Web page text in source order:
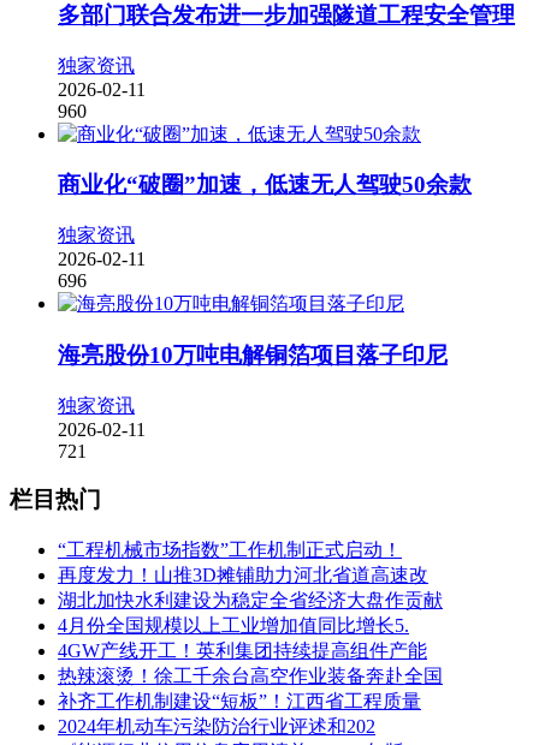
多部门联合发布进一步加强隧道工程安全管理
独家资讯
2026-02-11
960
商业化“破圈”加速，低速无人驾驶50余款
独家资讯
2026-02-11
696
海亮股份10万吨电解铜箔项目落子印尼
独家资讯
2026-02-11
721
栏目热门
“工程机械市场指数”工作机制正式启动！
再度发力！山推3D摊铺助力河北省道高速改
湖北加快水利建设为稳定全省经济大盘作贡献
4月份全国规模以上工业增加值同比增长5.
4GW产线开工！英利集团持续提高组件产能
热辣滚烫！徐工千余台高空作业装备奔赴全国
补齐工作机制建设“短板”！江西省工程质量
2024年机动车污染防治行业评述和202